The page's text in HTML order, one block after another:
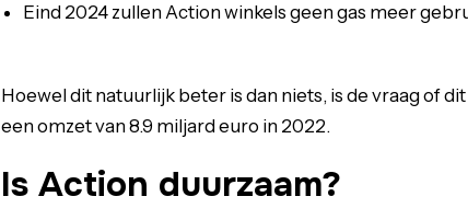
Eind 2024 zullen Action winkels geen gas meer
Hoewel dit natuurlijk beter is dan niets, is de vraag of
een omzet van 8.9 miljard euro in 2022.
Is Action duurzaam?